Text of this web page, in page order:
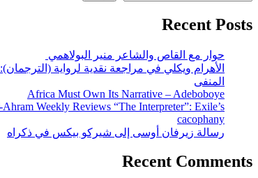
Recent Posts
حوار مع القاص والشاعر منير البولاهمي
الأهرام ويكلي في مراجعة نقدية لرواية
المنفى
Africa Must Own Its Narrative – Adeboboye
Weekly Reviews “The Interpreter”: Exile’s
cacophany
رسالة زيرفان أوسى إلى شيركو بيكس في ذكراه
Recent Comments